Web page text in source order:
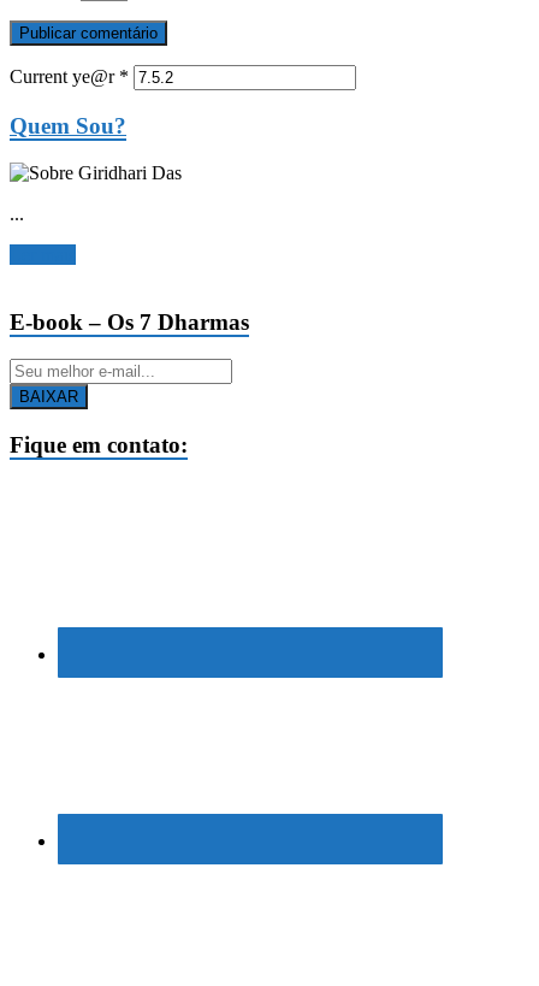
Current ye@r *
Quem Sou?
...
E-book – Os 7 Dharmas
BAIXAR
Fique em contato: